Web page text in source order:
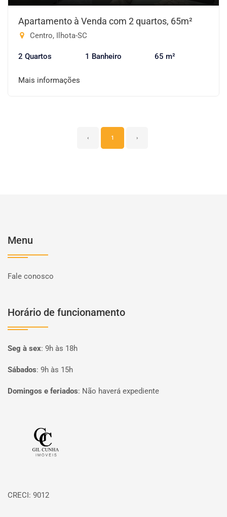
Apartamento à Venda com 2 quartos, 65m²
Centro, Ilhota-SC
2 Quartos 1 Banheiro 65 m²
Mais informações
‹ 1 ›
Menu
Fale conosco
Horário de funcionamento
Seg à sex: 9h às 18h
Sábados: 9h às 15h
Domingos e feriados: Não haverá expediente
CRECI: 9012